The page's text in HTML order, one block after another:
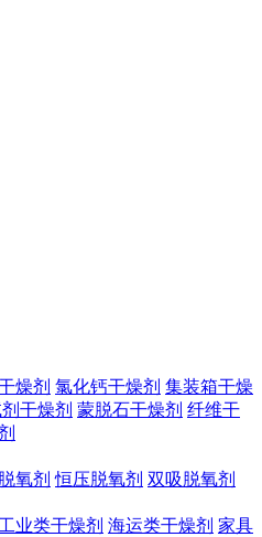
燥剂 氯化钙干燥剂 集装箱干燥
干燥剂 蒙脱石干燥剂 纤维干
氧剂 恒压脱氧剂 双吸脱氧剂
工业类干燥剂 海运类干燥剂 家具